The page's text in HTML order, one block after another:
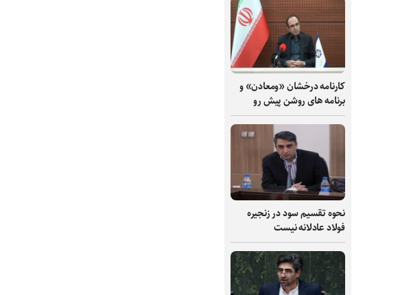
کارنامه درخشان «ومعادن» و
برنامه های روشن پیش رو
نحوه تقسیم سود در زنجیره
فولاد عادلانه نیست